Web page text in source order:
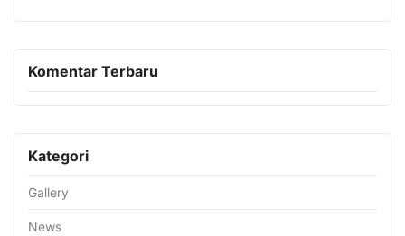
Komentar Terbaru
Kategori
Gallery
News